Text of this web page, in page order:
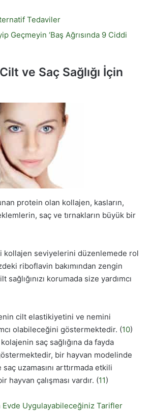
Tedaviler
Geçmeyin ‘Baş Ağrısında 9 Ciddi
ve Saç Sağlığı İçin
protein olan kollajen, kasların,
saç ve tırnakların büyük bir
kollajen seviyelerini düzenlemede rol
riboflavin bakımından zengin
korumada size yardımcı
cilt elastikiyetini ve nemini
olabileceğini göstermektedir. (10)
saç sağlığına da fayda
bir hayvan modelinde
uzamasını arttırmada etkili
hayvan çalışması vardır. (11)
Evde Uygulayabileceğiniz Tarifler